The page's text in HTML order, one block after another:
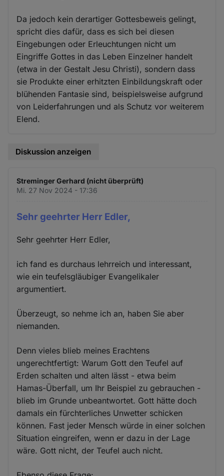
Da jedoch kein derartiger Gottesbeweis gelingt,
spricht dies dafür, dass es sich bei diesen
Eingebungen oder Erleuchtungen nicht um
Eingriffe Gottes in das Leben Einzelner handelt
(etwa in der Gestalt Jesu Christi), sondern dass
sie Produkte einer erhitzten Einbildungskraft oder
blühenden Fantasie sind, beispielsweise aufgrund
von Leiderfahrungen und als Schutz vor weiterem
Elend.
Diskussion anzeigen
Streminger Gerhard (nicht überprüft)
Mi. 27 Nov 2024 - 17:36
Sehr geehrter Herr Edler,
Sehr geehrter Herr Edler,
ich fand es durchaus lehrreich und interessant,
wie ein teufelsgläubiger Evangelikaler
argumentiert.
Überzeugt, so nehme ich an, haben Sie aber
niemanden.
Denn vieles blieb meines Erachtens
ungerechtfertigt: Warum Gott den Teufel auf
Erden schalten und alten lässt - etwa beim
Hamas-Überfall, um Ihr Beispiel zu gebrauchen -
blieb im Grunde unbeantwortet. Gott hätte doch
damals ein fürchterliches Unwetter schicken
können. Fast jeder Mensch würde in einer solchen
Situation eingreifen, wenn er dazu in der Lage
wäre. Gott nicht, der Teufel auch nicht.